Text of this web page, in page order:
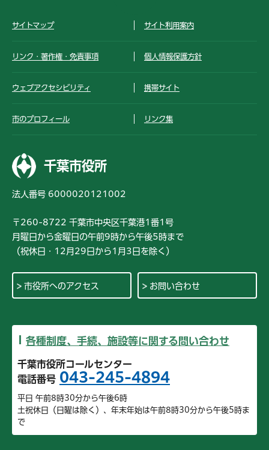
サイトマップ サイト利用案内
リンク・著作権・免責事項 個人情報保護方針
ウェブアクセシビリティ 携帯サイト
市のプロフィール リンク集
千葉市役所
法人番号 6000020121002
〒260-8722 千葉市中央区千葉港1番1号
月曜日から金曜日の午前9時から午後5時まで
（祝休日・12月29日から1月3日を除く）
市役所へのアクセス お問い合わせ
各種制度、手続、施設等に関する問い合わせ
千葉市役所コールセンター
電話番号 043-245-4894
平日 午前8時30分から午後6時
土祝休日（日曜は除く）、年末年始は午前8時30分から午後5時ま
で